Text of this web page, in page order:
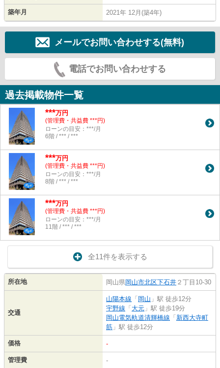
築年月 2021年 12月(築4年)
メールでお問い合わせする(無料)
電話でお問い合わせする
過去掲載物件一覧
***万円
(管理費・共益費 ***円)
ローンの目安：***/月
6階 / *** / ***
***万円
(管理費・共益費 ***円)
ローンの目安：***/月
8階 / *** / ***
***万円
(管理費・共益費 ***円)
ローンの目安：***/月
11階 / *** / ***
全11件を表示する
所在地 岡山県岡山市北区下石井 ２丁目10-30
交通
山陽本線 「岡山 」駅 徒歩12分
宇野線 「大元 」駅 徒歩19分
岡山電気軌道清輝橋線 「新西大寺町
筋 」駅 徒歩12分
価格 -
管理費 -